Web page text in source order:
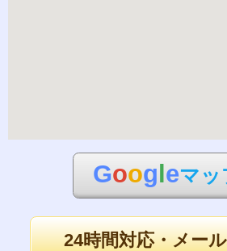
Goog eマッ
24時間対応・メー